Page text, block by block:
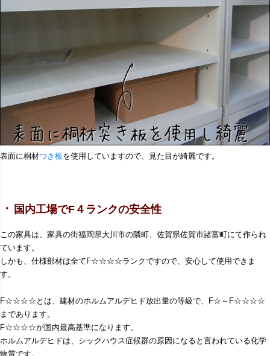
表面に桐材つき板を使用していますので、見た目が綺麗です。
・ 国内工場でF４ランクの安全性
この家具は、家具の街福岡県大川市の隣町、佐賀県佐賀市諸富町にて作られ
ています。
しかも、仕様部材は全てF☆☆☆☆ランクですので、安心して使用できま
す。
F☆☆☆☆とは、建材のホルムアルデヒド放出量の等級で、F☆～F☆☆☆☆
まであります。
F☆☆☆☆が国内最高基準になります。
ホルムアルデヒドは、シックハウス症候群の原因になると言われている化学
物質です。